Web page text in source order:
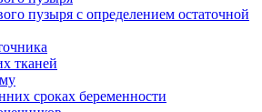
пузыря с определением остаточной
тканей
сроках беременности